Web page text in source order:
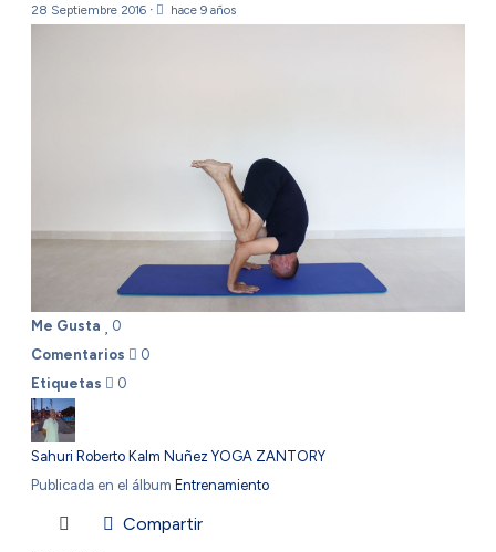
28 Septiembre 2016 · hace 9 años
Me Gusta
0
Comentarios
0
Etiquetas
0
Sahuri Roberto Kalm Nuñez YOGA ZANTORY
Publicada en el álbum Entrenamiento
Compartir